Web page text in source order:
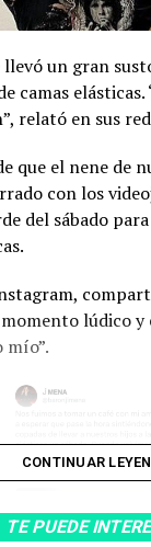
llevó un gran
camas
relató en sus
que el nene de
con los
del sábado
lúdico
mío”.
CONTINUAR
TE PUEDE